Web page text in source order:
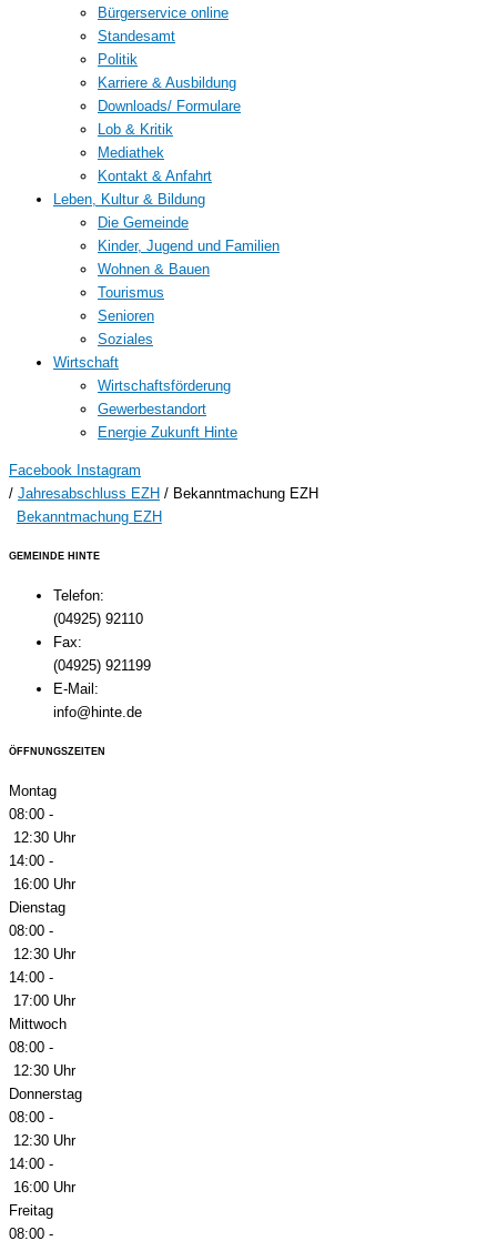
Bürgerservice online
Standesamt
Politik
Karriere & Ausbildung
Downloads/ Formulare
Lob & Kritik
Mediathek
Kontakt & Anfahrt
Leben, Kultur & Bildung
Die Gemeinde
Kinder, Jugend und Familien
Wohnen & Bauen
Tourismus
Senioren
Soziales
Wirtschaft
Wirtschaftsförderung
Gewerbestandort
Energie Zukunft Hinte
Facebook Instagram
/ Jahresabschluss EZH / Bekanntmachung EZH
Bekanntmachung EZH
GEMEINDE HINTE
Telefon:
(04925) 92110
Fax:
(04925) 921199
E-Mail:
info@hinte.de
ÖFFNUNGSZEITEN
Montag
08:00 -
12:30 Uhr
14:00 -
16:00 Uhr
Dienstag
08:00 -
12:30 Uhr
14:00 -
17:00 Uhr
Mittwoch
08:00 -
12:30 Uhr
Donnerstag
08:00 -
12:30 Uhr
14:00 -
16:00 Uhr
Freitag
08:00 -